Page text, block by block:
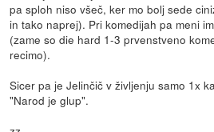
pa sploh niso všeč, ker mo bolj sede
in tako naprej). Pri komedijah pa meni
(zame so die hard 1-3 prvenstveno
recimo).
Sicer pa je Jelinčič v življenju samo 1x
"Narod je glup".